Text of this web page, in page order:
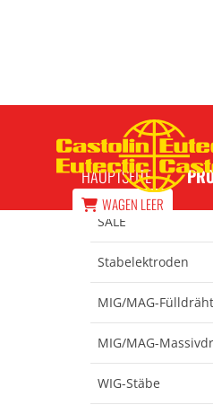
HAUPTSEITE
WAGEN LEER
Eutalloy 15999
SALE
Stabelektroden
MIG/MAG-
MIG/MAG-
WIG-Stäbe